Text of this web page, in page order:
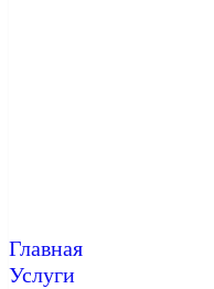
Главная
Услуги